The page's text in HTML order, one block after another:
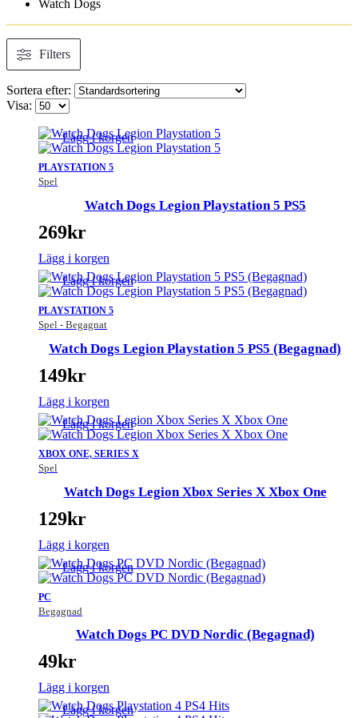
Watch Dogs
Filters
Sortera efter:
Visa:
PLAYSTATION 5
Spel
Lägg i korgen
Watch Dogs Legion Playstation 5 PS5
269kr
Lägg i korgen
PLAYSTATION 5
Spel - Begagnat
Lägg i korgen
Watch Dogs Legion Playstation 5 PS5 (Begagnad)
149kr
Lägg i korgen
XBOX ONE, SERIES X
Spel
Lägg i korgen
Watch Dogs Legion Xbox Series X Xbox One
129kr
Lägg i korgen
PC
Begagnad
Lägg i korgen
Watch Dogs PC DVD Nordic (Begagnad)
49kr
Lägg i korgen
Lägg i korgen